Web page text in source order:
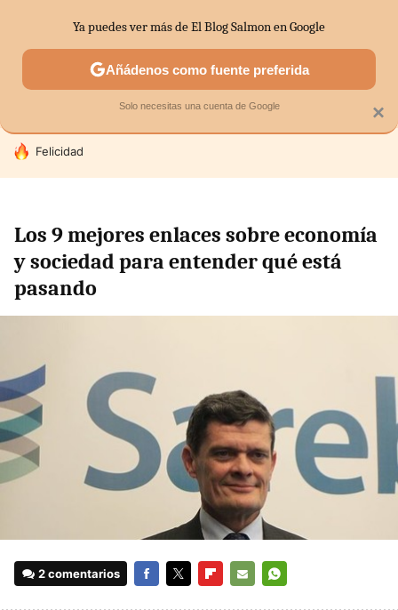
SECTORES ECONOMÍA DOMÉSTICA MERCADOS
HOY SE HABLA DE
Felicidad
Los 9 mejores enlaces sobre economía
y sociedad para entender qué está
pasando
2 comentarios
×
Ya puedes ver más de El Blog Salmon en Google
Añádenos como fuente preferida
Solo necesitas una cuenta de Google